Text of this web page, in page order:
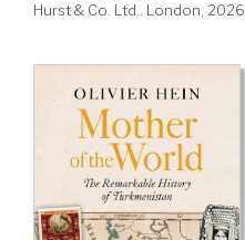
Hurst & Co. Ltd.. London, 2026